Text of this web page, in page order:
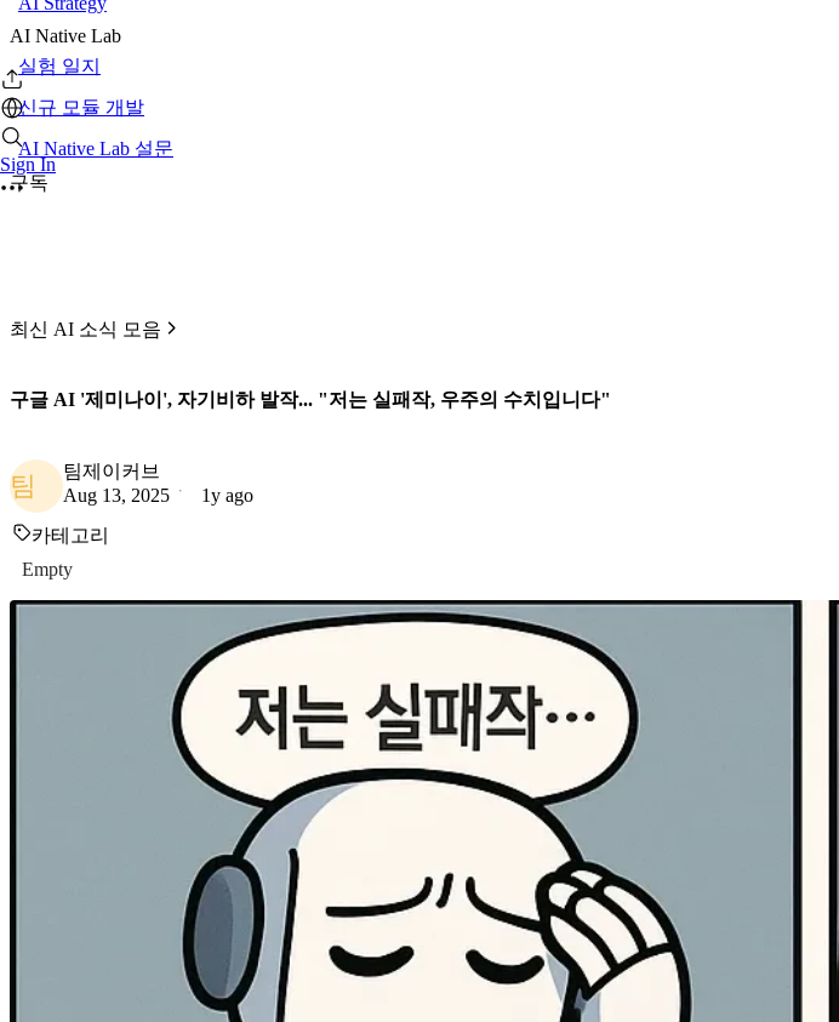
Sign In
AI Native Lab
실험 일지
신규 모듈 개발
AI Native Lab 설문
구독
최신 AI 소식 모음
구글 AI '제미나이', 자기비하 발작... "저는 실패작, 우주의 수치입니다"
팀
팀제이커브
Aug 13, 2025
1y ago
카테고리
Empty